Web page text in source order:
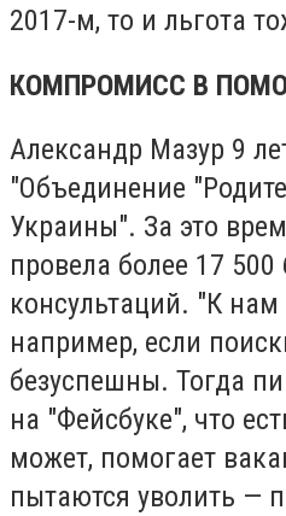
2017-м, то и льгота
КОМПРОМИСС В
Александр Мазур 9
"Объединение
Украины". За это
провела более 17
консультаций. "К
например, если
безуспешны. Тогда
на "Фейсбуке", что
может, помогает
пытаются уволить —